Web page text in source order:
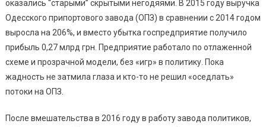
оказались “старыми” скрытыми негодяями. В 2015 году выручка
Одесского припортового завода (ОПЗ) в сравнении с 2014 годом
выросла на 206%, и вместо убытка госпредприятие получило
прибыль 0,27 млрд грн. Предприятие работало по отлаженной
схеме и прозрачной модели, без «игр» в политику. Пока
жадность не затмила глаза и кто-то не решил «оседлать»
потоки на ОПЗ.
После вмешательства в 2016 году в работу завода политиков,